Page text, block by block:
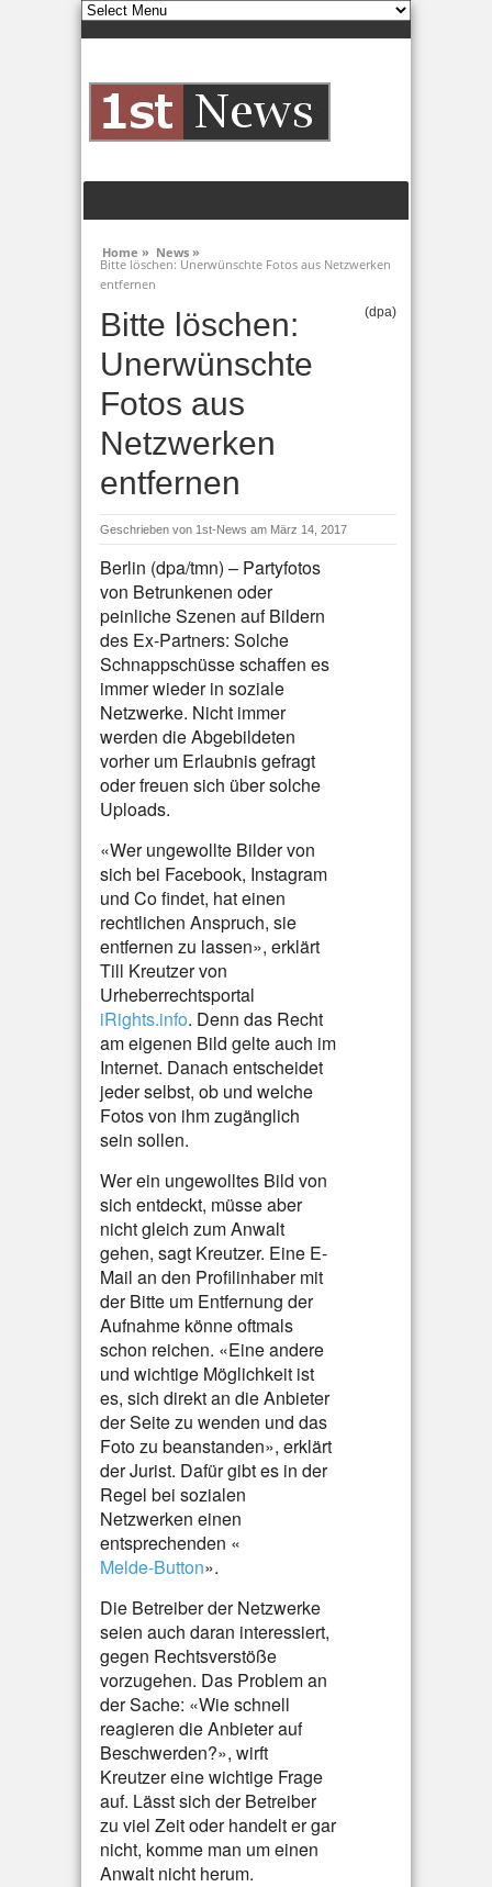
Home » News »
Bitte löschen: Unerwünschte Fotos aus Netzwerken
entfernen
Bitte löschen:
Unerwünschte
Fotos aus
Netzwerken
entfernen
(dpa)
Geschrieben von 1st-News am März 14, 2017
Berlin (dpa/tmn) – Partyfotos
von Betrunkenen oder
peinliche Szenen auf Bildern
des Ex-Partners: Solche
Schnappschüsse schaffen es
immer wieder in soziale
Netzwerke. Nicht immer
werden die Abgebildeten
vorher um Erlaubnis gefragt
oder freuen sich über solche
Uploads.
«Wer ungewollte Bilder von
sich bei Facebook, Instagram
und Co findet, hat einen
rechtlichen Anspruch, sie
entfernen zu lassen», erklärt
Till Kreutzer von
Urheberrechtsportal
iRights.info. Denn das Recht
am eigenen Bild gelte auch im
Internet. Danach entscheidet
jeder selbst, ob und welche
Fotos von ihm zugänglich
sein sollen.
Wer ein ungewolltes Bild von
sich entdeckt, müsse aber
nicht gleich zum Anwalt
gehen, sagt Kreutzer. Eine E-
Mail an den Profilinhaber mit
der Bitte um Entfernung der
Aufnahme könne oftmals
schon reichen. «Eine andere
und wichtige Möglichkeit ist
es, sich direkt an die Anbieter
der Seite zu wenden und das
Foto zu beanstanden», erklärt
der Jurist. Dafür gibt es in der
Regel bei sozialen
Netzwerken einen
entsprechenden «
Melde-Button».
Die Betreiber der Netzwerke
seien auch daran interessiert,
gegen Rechtsverstöße
vorzugehen. Das Problem an
der Sache: «Wie schnell
reagieren die Anbieter auf
Beschwerden?», wirft
Kreutzer eine wichtige Frage
auf. Lässt sich der Betreiber
zu viel Zeit oder handelt er gar
nicht, komme man um einen
Anwalt nicht herum.